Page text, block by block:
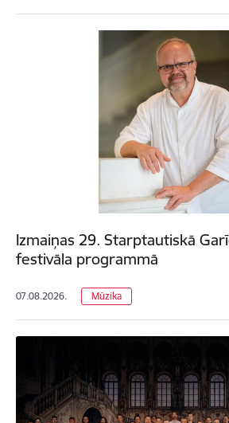
Izmaiņas 29. Starptautiskā
festivāla programmā
07.08.2026. Mūzika